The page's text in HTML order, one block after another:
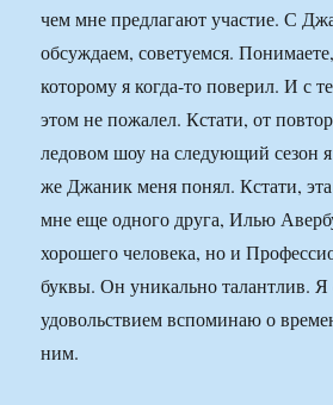
чем мне предлагают участие. С
обсуждаем, советуемся.
которому я когда-то поверил. И с
этом не пожалел. Кстати, от
ледовом шоу на следующий сезон я
же Джаник меня понял. Кстати,
мне еще одного друга, Илью
хорошего человека, но и
буквы. Он уникально талантлив.
удовольствием вспоминаю о
ним.